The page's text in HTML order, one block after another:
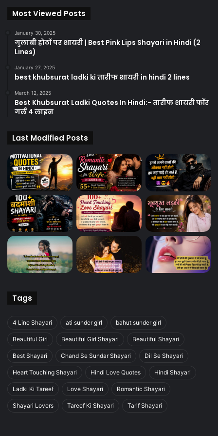
Most Viewed Posts
January 30, 2025
गुलाबी होठों पर शायरी | Best Pink Lips Shayari in Hindi (2
Lines)
January 27, 2025
best khubsurat ladki ki तारीफ शायरी in hindi 2 lines
March 12, 2025
Best Khubsurat Ladki Quotes In Hindi:- तारीफ शायरी फॉर
गर्ल 4 लाइन
Last Modified Posts
Tags
4 Line Shayari ati sunder girl bahut sunder girl
Beautiful Girl Beautiful Girl Shayari Beautiful Shayari
Best Shayari Chand Se Sundar Shayari Dil Se Shayari
Heart Touching Shayari Hindi Love Quotes Hindi Shayari
Ladki Ki Tareef Love Shayari Romantic Shayari
Shayari Lovers Tareef Ki Shayari Tarif Shayari